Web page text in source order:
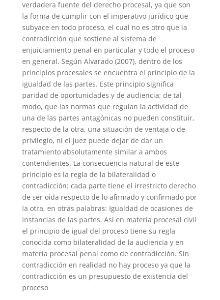
verdadera fuente del derecho procesal, ya que son
la forma de cumplir con el imperativo jurídico que
subyace en todo proceso, el cual no es otro que la
contradicción que sostiene al sistema de
enjuiciamiento penal en particular y todo el proceso
en general. Según Alvarado (2007), dentro de los
principios procesales se encuentra el principio de la
igualdad de las partes. Este principio significa
paridad de oportunidades y de audiencia; de tal
modo, que las normas que regulan la actividad de
una de las partes antagónicas no pueden constituir,
respecto de la otra, una situación de ventaja o de
privilegio, ni el juez puede dejar de dar un
tratamiento absolutamente similar a ambos
contendientes. La consecuencia natural de este
principio es la regla de la bilateralidad o
contradicción: cada parte tiene el irrestricto derecho
de ser oída respecto de lo afirmado y confirmado por
la otra, en otras palabras: Igualdad de ocasiones de
instancias de las partes. Así en materia procesal civil
el principio de igual del proceso tiene su regla
conocida como bilateralidad de la audiencia y en
materia procesal penal como de contradicción. Sin
contradicción en realidad no hay proceso ya que la
contradicción es un presupuesto de existencia del
proceso